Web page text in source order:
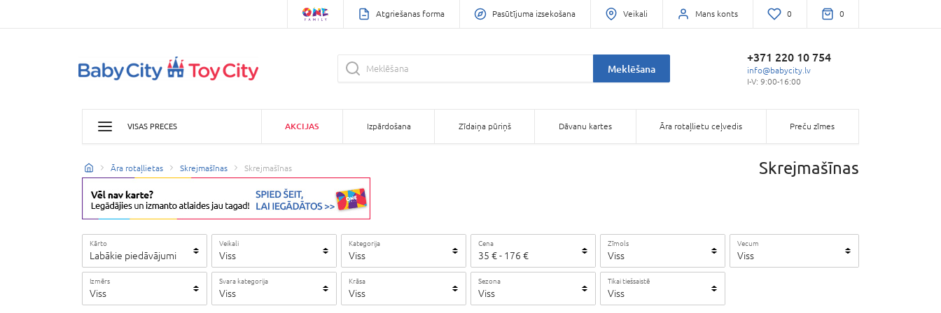
Atgriešanas forma Pasūtījuma izsekošana Veikali Mans konts 0 0
Meklēšana
+371 220 10 754
info@babycity.lv
I-V: 9:00-16:00
VISAS PRECES AKCIJAS Izpārdošana Zīdaiņa pūriņš Dāvanu kartes Āra rotaļlietu ceļvedis Preču zīmes
Āra rotaļlietas Skrejmašīnas Skrejmašīnas Skrejmašīnas
Kārto
Labākie piedāvājumi
Veikali
Viss
Kategorija
Viss
Cena
35 €- 176 €
Zīmols
Viss
Vecum
Viss
Izmērs
Viss
Svara kategorija
Viss
Krāsa
Viss
Sezona
Viss
Tikai tiešsaistē
Viss